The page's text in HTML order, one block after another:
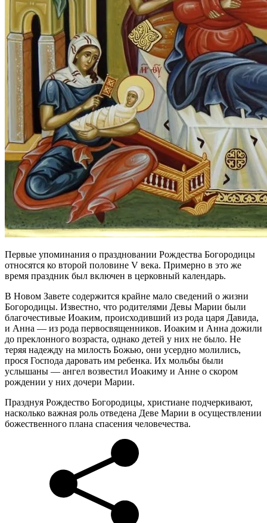
Первые упоминания о праздновании Рождества Богородицы
относятся ко второй половине V века. Примерно в это же
время праздник был включен в церковный календарь.
В Новом Завете содержится крайне мало сведений о жизни
Богородицы. Известно, что родителями Девы Марии были
благочестивые Иоаким, происходивший из рода царя Давида,
и Анна — из рода первосвященников. Иоаким и Анна дожили
до преклонного возраста, однако детей у них не было. Не
теряя надежду на милость Божью, они усердно молились,
прося Господа даровать им ребенка. Их мольбы были
услышаны — ангел возвестил Иоакиму и Анне о скором
рождении у них дочери Марии.
Празднуя Рождество Богородицы, христиане подчеркивают,
насколько важная роль отведена Деве Марии в осуществлении
божественного плана спасения человечества.